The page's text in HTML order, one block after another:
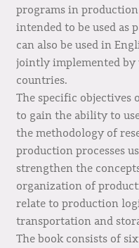
programs in
intended to be used as
can also be used in
jointly implemented
countries.
The specific objectives
to gain the ability to
the methodology of
production processes
strengthen the
organization of
relate to production
transportation and
The book consists of